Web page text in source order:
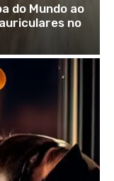
do Mundo ao
no